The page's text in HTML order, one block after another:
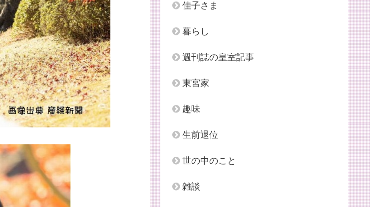
佳子さま
暮らし
週刊誌の皇室記事
東宮家
趣味
生前退位
世の中のこと
雑談